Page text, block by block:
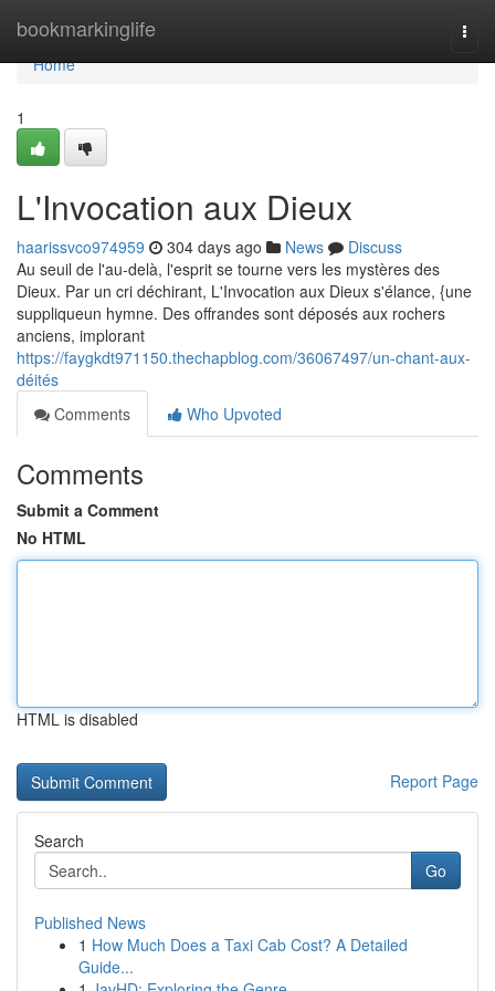
bookmarkinglife
Home
Home
1
L'Invocation aux Dieux
haarissvco974959 304 days ago News
Discuss
Au seuil de l'au-delà, l'esprit se tourne vers les mystères des
Dieux. Par un cri déchirant, L'Invocation aux Dieux s'élance, {une
suppliqueun hymne. Des offrandes sont déposés aux rochers
anciens, implorant
https://faygkdt971150.thechapblog.com/36067497/un-chant-aux-
déités
Comments
Who Upvoted
Comments
Submit a Comment
No HTML
HTML is disabled
Report Page
Search
Go
Published News
1 How Much Does a Taxi Cab Cost? A Detailed
Guide...